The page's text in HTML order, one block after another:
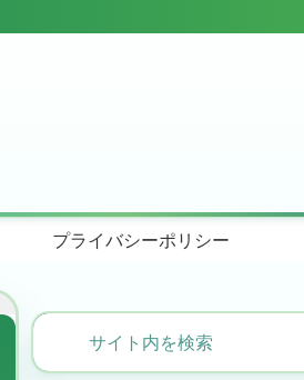
プライバシーポリシー